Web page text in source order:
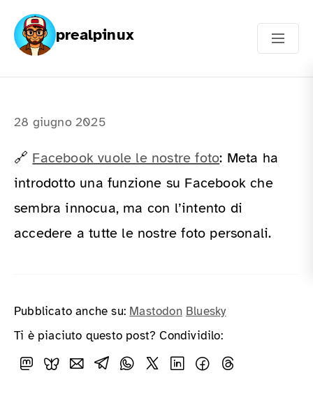
prealpinux
28 giugno 2025
🔗 Facebook vuole le nostre foto: Meta ha
introdotto una funzione su Facebook che
sembra innocua, ma con l’intento di
accedere a tutte le nostre foto personali.
Pubblicato anche su: Mastodon Bluesky
Ti è piaciuto questo post? Condividilo: